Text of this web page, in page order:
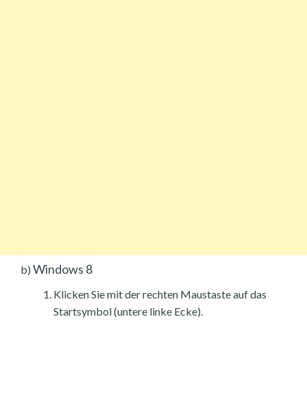
b) Windows 8
Klicken Sie mit der rechten Maustaste auf das
Startsymbol (untere linke Ecke).